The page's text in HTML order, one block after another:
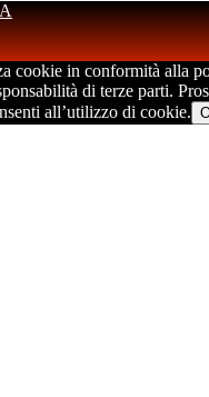
cookie in conformità alla
di terze parti.
all’utilizzo di cookie.